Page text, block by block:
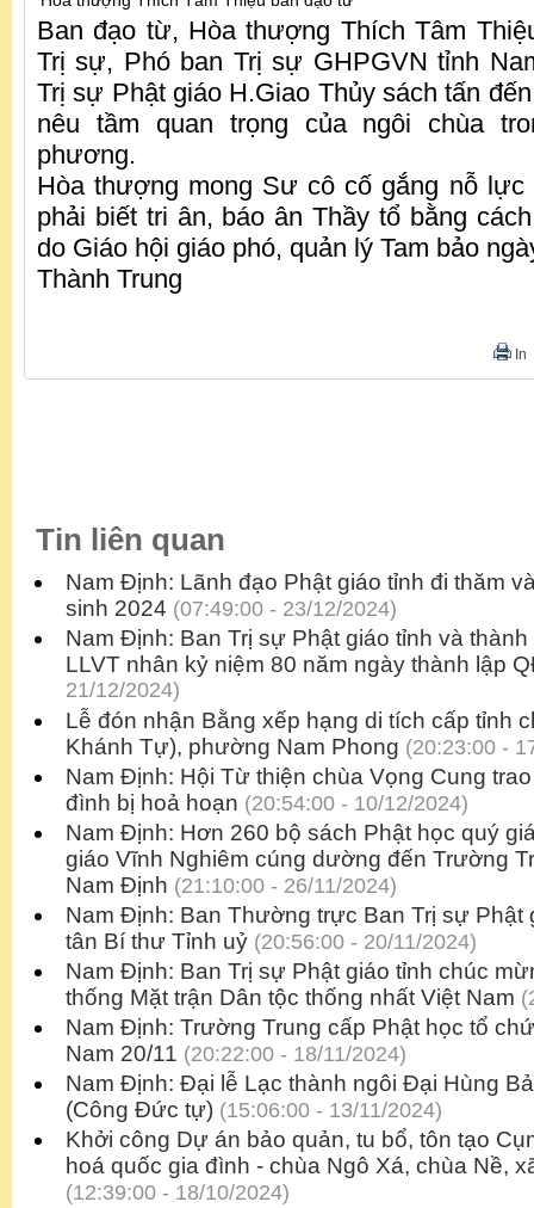
Ban đạo từ, Hòa thượng Thích Tâm
Trị sự, Phó ban Trị sự GHPGVN tỉnh
Trị sự Phật giáo H.Giao Thủy sách tấn
nêu tầm quan trọng của ngôi chùa
phương.
Hòa thượng mong Sư cô cố gắng nỗ lực
phải biết tri ân, báo ân Thầy tổ bằng
do Giáo hội giáo phó, quản lý Tam bảo
Thành Trung
In
Tin liên quan
Nam Định: Lãnh đạo Phật giáo tỉnh đi thăm
sinh 2024 (07:49:00 - 23/12/2024)
Nam Định: Ban Trị sự Phật giáo tỉnh và
LLVT nhân kỷ niệm 80 năm ngày thành lập
21/12/2024)
Lễ đón nhận Bằng xếp hạng di tích cấp tỉnh
Khánh Tự), phường Nam Phong (20:23:00 -
Nam Định: Hội Từ thiện chùa Vọng Cung
đình bị hoả hoạn (20:54:00 - 10/12/2024)
Nam Định: Hơn 260 bộ sách Phật học quý
giáo Vĩnh Nghiêm cúng dường đến Trường
Nam Định (21:10:00 - 26/11/2024)
Nam Định: Ban Thường trực Ban Trị sự Phật
tân Bí thư Tỉnh uỷ (20:56:00 - 20/11/2024)
Nam Định: Ban Trị sự Phật giáo tỉnh chúc
thống Mặt trận Dân tộc thống nhất Việt Nam
Nam Định: Trường Trung cấp Phật học tổ
Nam 20/11 (20:22:00 - 18/11/2024)
Nam Định: Đại lễ Lạc thành ngôi Đại Hùng
(Công Đức tự) (15:06:00 - 13/11/2024)
Khởi công Dự án bảo quản, tu bổ, tôn tạo
hoá quốc gia đình - chùa Ngô Xá, chùa Nề,
(12:39:00 - 18/10/2024)